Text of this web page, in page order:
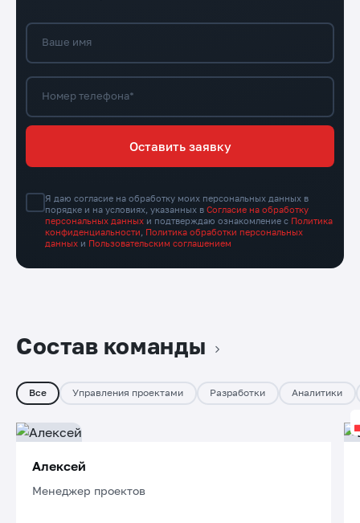
Ваше имя
Номер телефона*
Оставить заявку
Я даю согласие на обработку моих персональных данных в
порядке и на условиях, указанных в Согласие на обработку
персональных данных и подтверждаю ознакомление с Политика
конфиденциальности
Политика обработки персональных
данных и Пользовательским соглашением
Состав команды
Все Управления проектами Разработки Аналитики
Алексей
Менеджер проектов